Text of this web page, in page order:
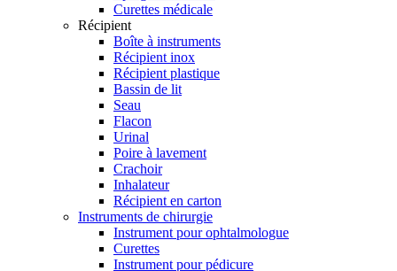
Curettes médicale
Récipient
Boîte à instruments
Récipient inox
Récipient plastique
Bassin de lit
Seau
Flacon
Urinal
Poire à lavement
Crachoir
Inhalateur
Récipient en carton
Instruments de chirurgie
Instrument pour ophtalmologue
Curettes
Instrument pour pédicure